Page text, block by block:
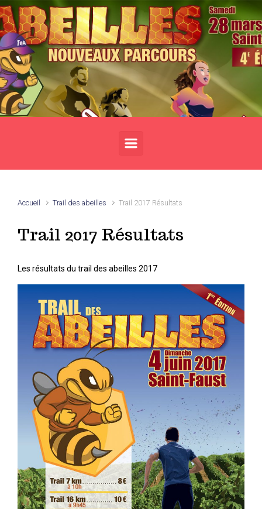
Skip to main content
Accueil Trail des abeilles Trail 2017 Résultats
Trail 2017 Résultats
Les résultats du trail des abeilles 2017